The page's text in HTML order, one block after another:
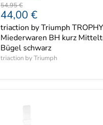
Ursprünglicher
Preis
54,95 €
Aktueller
Preis
44,00 €
triaction by Triumph
Miederwaren BH kurz
Bügel schwarz
triaction by Triumph